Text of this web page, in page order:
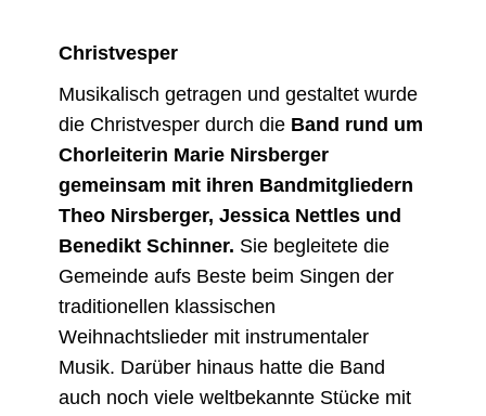
Christvesper
Musikalisch getragen und gestaltet wurde
die Christvesper durch die Band rund um
Chorleiterin Marie Nirsberger
gemeinsam mit ihren Bandmitgliedern
Theo Nirsberger, Jessica Nettles und
Benedikt Schinner. Sie begleitete die
Gemeinde aufs Beste beim Singen der
traditionellen klassischen
Weihnachtslieder mit instrumentaler
Musik. Darüber hinaus hatte die Band
auch noch viele weltbekannte Stücke mit